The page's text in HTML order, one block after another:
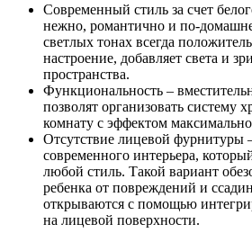
Современный стиль за счет
нежно, романтично и по-
светлых тонах всегда
настроение, добавляет света и
пространства.
Функциональность –
позволят организовать систему
комнату с эффектом
Отсутствие лицевой фурнитуры
современного интерьера,
любой стиль. Такой вариант
ребенка от повреждений и
открываются с помощью
на лицевой поверхности.